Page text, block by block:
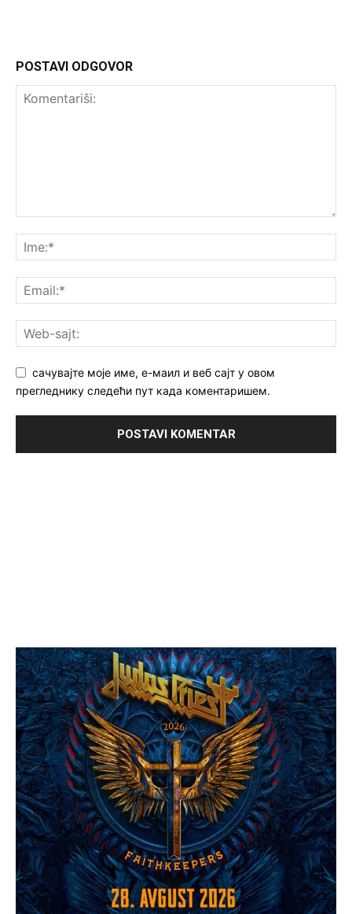
POSTAVI ODGOVOR
сачувајте моје име, е-маил и веб сајт у овом
прегледнику следећи пут када коментаришем.